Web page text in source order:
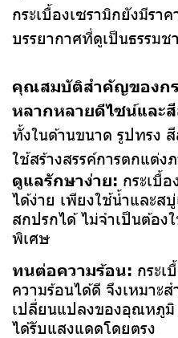
กระเบื้องเซรามิกยังมีรา
บรรยากาศที่ดูเป็นธรรม
คุณสมบัติสำคัญของกร
หลากหลายดีไซน์และ
ทั้งในด้านขนาด รูปทรง
ใช้สร้างสรรค์การตกแต่
ดูแลรักษาง่าย: กระเบื้
ได้ง่าย เพียงใช้น้ำและส
สกปรกได้ ไม่จำเป็นต้อง
พิเศษ
ทนต่อความร้อน: กระเ
ความร้อนได้ดี จึงเหมาะ
เปลี่ยนแปลงของอุณหภู
ได้รับแสงแดดโดยตรง